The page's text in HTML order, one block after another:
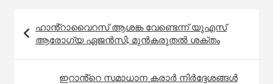
navigation
ഹാൻ്റാവൈറസ് ആശങ്ക വേണ്ടെന്ന് യുഎസ്
ആരോഗ്യ ഏജൻസി; മുൻകരുതൽ ശക്തം
ഇറാൻ്റെ സമാധാന കരാർ നിർദ്ദേശങ്ങൾ